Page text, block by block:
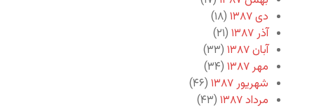
دی ۱۳۸۷
(۱۸)
آذر ۱۳۸۷
(۲۱)
آبان ۱۳۸۷
(۳۳)
مهر ۱۳۸۷
(۳۴)
شهریور ۱۳۸۷
(۴۶)
مرداد ۱۳۸۷
(۴۳)